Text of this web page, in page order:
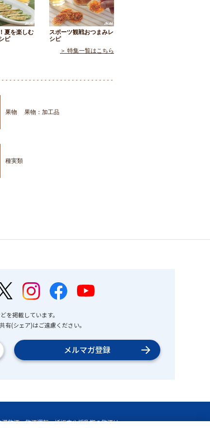
夏を楽しむ
ピ
スポーツ観戦おつまみレ
シピ
＞ 特集一覧はこちら
果物 果物：加工品
種実類
を掲載しています。
(シェア)はご遠慮ください。
メルマガ登録